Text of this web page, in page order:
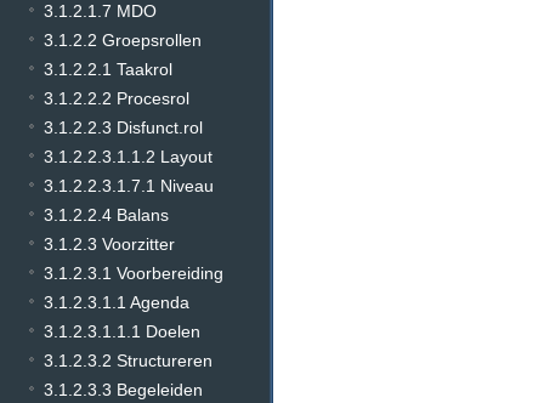
3.1.2.1.7 MDO
3.1.2.2 Groepsrollen
3.1.2.2.1 Taakrol
3.1.2.2.2 Procesrol
3.1.2.2.3 Disfunct.rol
3.1.2.2.3.1.1.2 Layout
3.1.2.2.3.1.7.1 Niveau
3.1.2.2.4 Balans
3.1.2.3 Voorzitter
3.1.2.3.1 Voorbereiding
3.1.2.3.1.1 Agenda
3.1.2.3.1.1.1 Doelen
3.1.2.3.2 Structureren
3.1.2.3.3 Begeleiden